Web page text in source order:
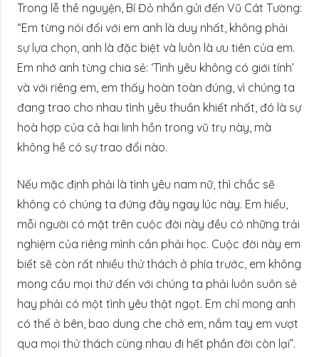
Trong lễ thề nguyện, Bí Đỏ nhắn gửi đến Vũ Cát Tường:
“Em từng nói đối với em anh là duy nhất, không phải
sự lựa chọn, anh là đặc biệt và luôn là ưu tiên của em.
Em nhớ anh từng chia sẻ: ‘Tình yêu không có giới tính’
và với riêng em, em thấy hoàn toàn đúng, vì chúng ta
đang trao cho nhau tình yêu thuần khiết nhất, đó là sự
hoà hợp của cả hai linh hồn trong vũ trụ này, mà
không hề có sự trao đổi nào.
Nếu mặc định phải là tình yêu nam nữ, thì chắc sẽ
không có chúng ta đứng đây ngay lúc này. Em hiểu,
mỗi người có mặt trên cuộc đời này đều có những trải
nghiệm của riêng mình cần phải học. Cuộc đời này em
biết sẽ còn rất nhiều thử thách ở phía trước, em không
mong cầu mọi thứ đến với chúng ta phải luôn suôn sẻ
hay phải có một tình yêu thật ngọt. Em chỉ mong anh
có thể ở bên, bao dung che chở em, nắm tay em vượt
qua mọi thử thách cùng nhau đi hết phần đời còn lại”.